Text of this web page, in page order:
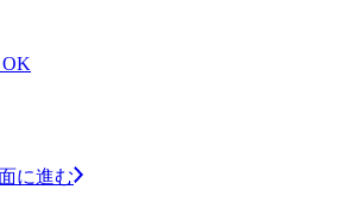
に進む